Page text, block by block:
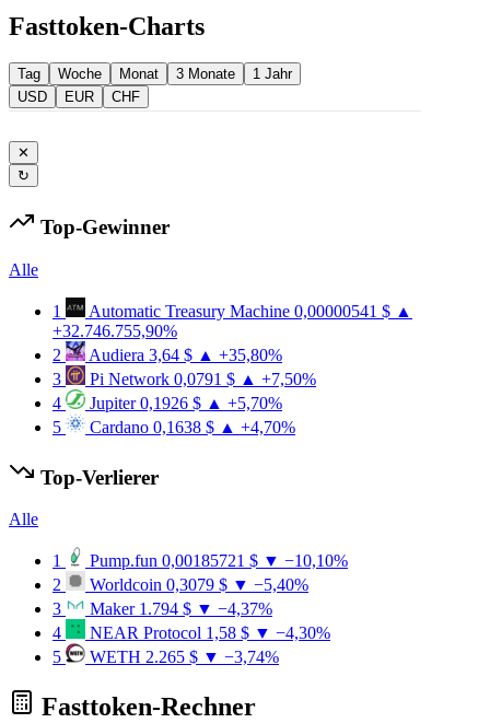
Fasttoken-Charts
Tag Woche Monat 3 Monate
1 Jahr
USD
EUR CHF
✕
↻
Top-Gewinner
Alle
1 Automatic Treasury Machine 0,00000541 $ ▲
+32.746.755,90%
2
Audiera 3,64 $ ▲ +35,80%
3
Pi Network 0,0791 $ ▲ +7,50%
4
Jupiter 0,1926 $ ▲ +5,70%
5
Cardano 0,1638 $ ▲ +4,70%
Top-Verlierer
Alle
1 Pump.fun 0,00185721 $ ▼ −10,10%
2
Worldcoin 0,3079 $ ▼ −5,40%
3
Maker 1.794 $ ▼ −4,37%
4
NEAR Protocol 1,58 $ ▼ −4,30%
5
WETH 2.265 $ ▼ −3,74%
Fasttoken-Rechner